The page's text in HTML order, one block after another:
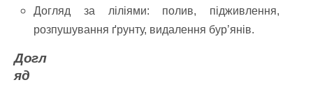
Догляд за ліліями: полив, підживлення,
розпушування ґрунту, видалення бур’янів.
Догл
яд